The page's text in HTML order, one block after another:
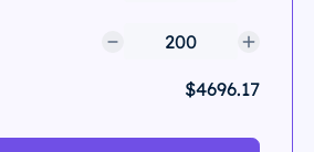
$4696.17